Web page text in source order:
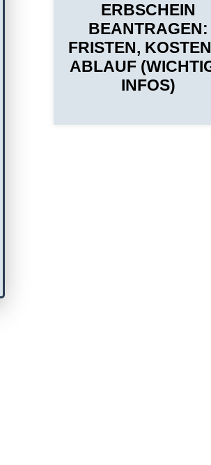
ERBSCHEIN
BEANTRAGEN:
FRISTEN,
ABLAUF
INFOS)